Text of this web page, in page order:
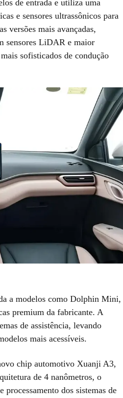
de entrada e utiliza uma
e sensores ultrassônicos para
versões mais avançadas,
sensores LiDAR e maior
sofisticados de condução
a modelos como Dolphin Mini,
premium da fabricante. A
de assistência, levando
mais acessíveis.
chip automotivo Xuanji A3,
de 4 nanômetros, o
dos sistemas de